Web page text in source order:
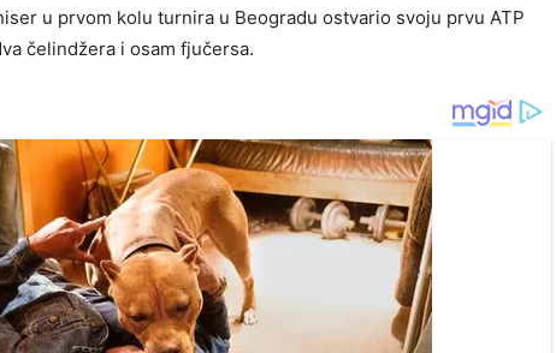
u prvom kolu turnira u Beogradu ostvario svoju prvu ATP
čelindžera i osam fjučersa.